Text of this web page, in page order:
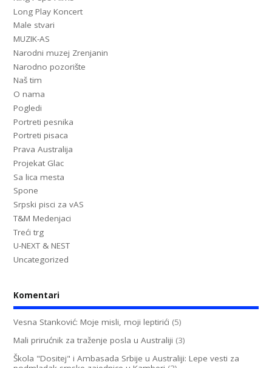
Long Play Koncert
Male stvari
MUZIK-AS
Narodni muzej Zrenjanin
Narodno pozorište
Naš tim
O nama
Pogledi
Portreti pesnika
Portreti pisaca
Prava Australija
Projekat Glac
Sa lica mesta
Spone
Srpski pisci za vAS
T&M Medenjaci
Treći trg
U-NEXT & NEST
Uncategorized
Komentari
Vesna Stanković: Moje misli, moji leptirići (5)
Mali prirućnik za traženje posla u Australiji (3)
Škola "Dositej" i Ambasada Srbije u Australiji: Lepe vesti za